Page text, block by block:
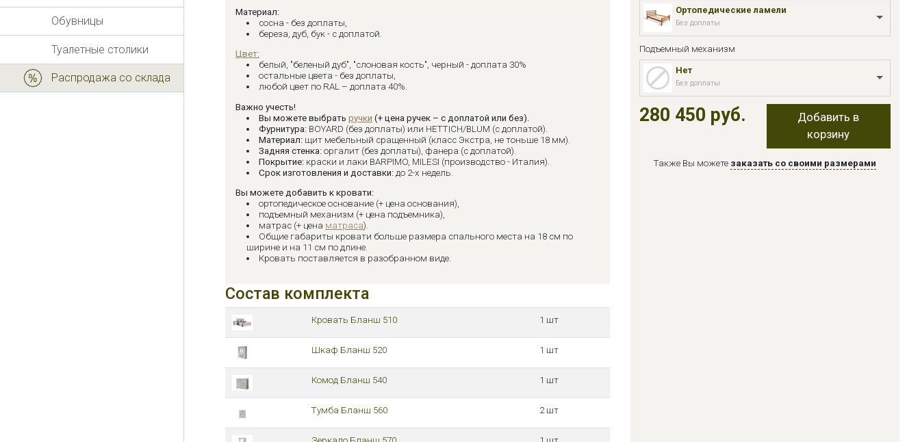
Обувницы
Туалетные столики
Распродажа со склада
Материал:
сосна - без доплаты,
береза, дуб, бук - с доплатой.
Цвет:
белый, "беленый дуб", "слоновая кость", черный - доплата 30%
остальные цвета - без доплаты,
любой цвет по RAL – доплата 40%.
Важно учесть!
Вы можете выбратьручки (+ цена ручек – с доплатой или без).
Фурнитура: BOYARD (без доплаты) или HETTICH/BLUM (с доплатой).
Материал: щит мебельный сращенный (класс Экстра, не тоньше 18 мм).
Задняя стенка: оргалит (без доплаты), фанера (с доплатой).
Покрытие: краски и лаки BARPIMO, MILESI (производство - Италия).
Срок изготовления и доставки: до 2-х недель.
Вы можете добавить к кровати:
ортопедическое основание (+ цена основания),
подъемный механизм (+ цена подъемника),
матрас (+ цена матраса).
Общие габариты кровати больше размера спального места на 18 см по
ширине и на 11 см по длине.
Кровать поставляется в разобранном виде.
Состав комплекта
Кровать Бланш 510 1 шт
Шкаф Бланш 520 1 шт
Комод Бланш 540 1 шт
Тумба Бланш 560 2 шт
Ортопедические ламели
Без доплаты
Подъемный механизм
Нет
Без доплаты
280 450 руб.
Добавить в
корзину
Также Вы можете заказать со своими размерами